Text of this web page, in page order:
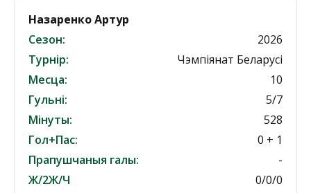
Назаренко Артур
Сезон:
2026
Турнір:
Чэмпіянат Беларусі
Месца:
10
Гульні:
5/7
Мінуты:
528
Гол+Пас:
0 + 1
Прапушчаныя галы:
-
Ж/2Ж/Ч
0/0/0